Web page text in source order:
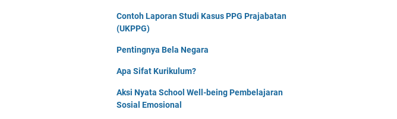
Contoh Laporan Studi Kasus PPG Prajabatan
(UKPPG)
Pentingnya Bela Negara
Apa Sifat Kurikulum?
Aksi Nyata School Well-being Pembelajaran
Sosial Emosional